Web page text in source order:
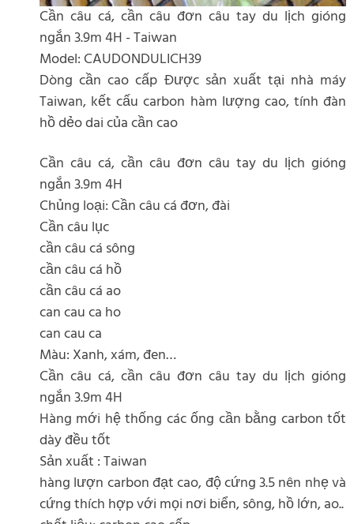
Cần câu cá, cần câu đơn câu tay du lịch gióng
ngắn 3.9m 4H - Taiwan
Model: CAUDONDULICH39
Dòng cần cao cấp Được sản xuất tại nhà máy
Taiwan, kết cấu carbon hàm lượng cao, tính đàn
hồ dẻo dai của cần cao
Cần câu cá, cần câu đơn câu tay du lịch gióng
ngắn 3.9m 4H
Chủng loại: Cần câu cá đơn, đài
Cần câu lục
cần câu cá sông
cần câu cá hồ
cần câu cá ao
can cau ca ho
can cau ca
Màu: Xanh, xám, đen…
Cần câu cá, cần câu đơn câu tay du lịch gióng
ngắn 3.9m 4H
Hàng mới hệ thống các ống cần bằng carbon tốt
dày đều tốt
Sản xuất : Taiwan
hàng lượn carbon đạt cao, độ cứng 3.5 nên nhẹ và
cứng thích hợp với mọi nơi biển, sông, hồ lớn, ao..